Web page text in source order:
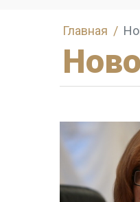
Главная